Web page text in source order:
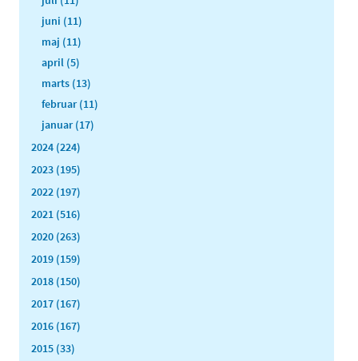
juni (11)
maj (11)
april (5)
marts (13)
februar (11)
januar (17)
2024 (224)
2023 (195)
2022 (197)
2021 (516)
2020 (263)
2019 (159)
2018 (150)
2017 (167)
2016 (167)
2015 (33)